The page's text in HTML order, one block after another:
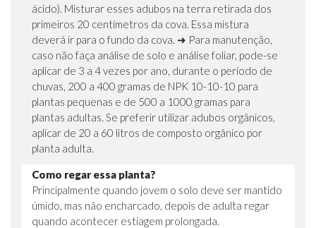
ácido). Misturar esses adubos na terra retirada dos
primeiros 20 centímetros da cova. Essa mistura
deverá ir para o fundo da cova. ➜ Para manutenção,
caso não faça análise de solo e análise foliar, pode-se
aplicar de 3 a 4 vezes por ano, durante o período de
chuvas, 200 a 400 gramas de NPK 10-10-10 para
plantas pequenas e de 500 a 1000 gramas para
plantas adultas. Se preferir utilizar adubos orgânicos,
aplicar de 20 a 60 litros de composto orgânico por
planta adulta.
Como regar essa planta?
Principalmente quando jovem o solo deve ser mantido
úmido, mas não encharcado, depois de adulta regar
quando acontecer estiagem prolongada.